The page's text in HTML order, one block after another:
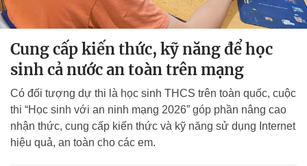
Cung cấp kiến thức, kỹ năng để học
sinh cả nước an toàn trên mạng
Có đối tượng dự thi là học sinh THCS trên toàn quốc, cuộc
thi “Học sinh với an ninh mạng 2026” góp phần nâng cao
nhận thức, cung cấp kiến thức và kỹ năng sử dụng Internet
hiệu quả, an toàn cho các em.